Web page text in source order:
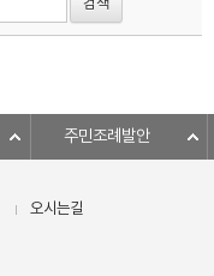
주민조례발안
오시는길